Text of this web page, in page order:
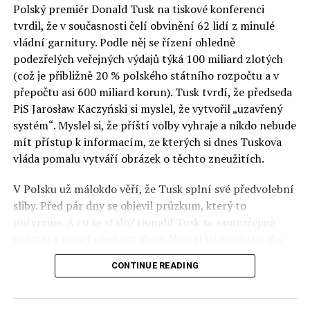
Otázky spojené s vývojem umělé inteligence budou na
fóru AI zvláště diskutovanou oblastí. Fórum AI bude
zahrnovat vyhrazenou tematickou trať skládající se z
panelů, prezentací, workshopů a speciálních akcí.
Budou diskutovány klíčové otázky vlivu umělé
inteligence ve společnosti, ale i v sektoru veřejných a
komerčních služeb. Budou se diskutovat problémy a
výzvy, kterým bude muset trh čelit tváří v tvář zásadním
technologickým změnám. Účastníci fóra také zváží, do
technologií umělé inteligence v mnoha oblastech života
umožní Evropské unii obnovit konkurenceschopnost ve
vztahu ke globálním ekonomikám a nutnosti zajistit
Polský premiér Donald Tusk na tiskové konferenci
tvrdil, že v současnosti čelí obvinění 62 lidí z minulé
vládní garnitury. Podle něj se řízení ohledně
podezřelých veřejných výdajů týká 100 miliard zlotých
(což je přibližně 20 % polského státního rozpočtu a v
přepočtu asi 600 miliard korun). Tusk tvrdí, že předseda
PiS Jarosław Kaczyński si myslel, že vytvořil „uzavřený
systém“. Myslel si, že příští volby vyhraje a nikdo nebude
mít přístup k informacím, ze kterých si dnes Tuskova
vláda pomalu vytváří obrázek o těchto zneužitích.
V Polsku už málokdo věří, že Tusk splní své předvolební
sliby. Před pár dny se objevil průzkum, který to
potvrzuje. A co se stalo? Donald Tusk se samozřejmě
před kamerami podepsali dohodu o stíhání členů PiS, a
ti poslušně ono divadlo předvedli. Andrzej Domański
CONTINUE READING